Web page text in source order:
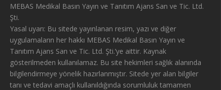
MEBAS Medikal Basın Yayın ve Tanıtım Ajans San ve Tic. Ltd.
Şti.
Yasal uyarı: Bu sitede yayınlanan resim, yazı ve diğer
uygulamaların her hakkı MEBAS Medikal Basın Yayın ve
Tanıtım Ajans San ve Tic. Ltd. Şti.’ye aittir. Kaynak
gösterilmeden kullanılamaz. Bu site hekimleri sağlık alanında
bilgilendirmeye yönelik hazırlanmıştır. Sitede yer alan bilgiler
tanı ve tedavi amaçlı kullanıldığında sorumluluk tamamen